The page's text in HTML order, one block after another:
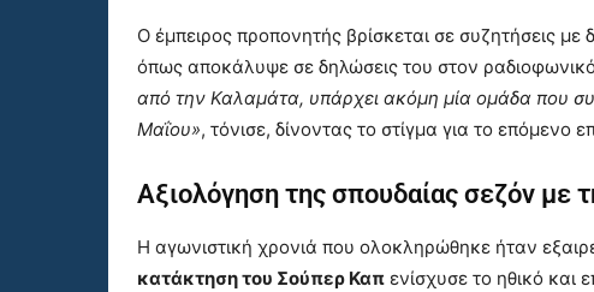
Ο έμπειρος προπονητής βρίσκεται σε συζητήσεις
όπως αποκάλυψε σε δηλώσεις του στον
από την Καλαμάτα, υπάρχει ακόμη μία ομάδα που
Μαΐου», τόνισε, δίνοντας το στίγμα για το επόμενο
Αξιολόγηση της σπουδαίας σεζόν με
Η αγωνιστική χρονιά που ολοκληρώθηκε ήταν
κατάκτηση του Σούπερ Καπ ενίσχυσε το ηθικό και